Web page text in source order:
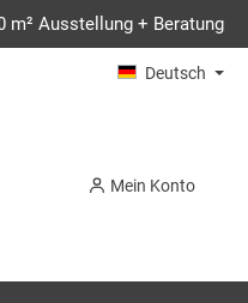
m² Ausstellung + Beratung
Deutsch
Mein Konto